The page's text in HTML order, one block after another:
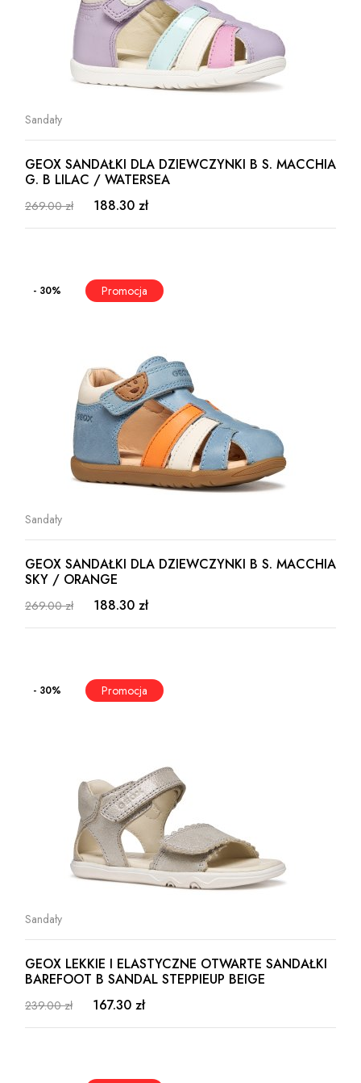
Sandały
GEOX SANDAŁKI DLA DZIEWCZYNKI B S. MACCHIA
G. B LILAC / WATERSEA
269.00 zł 188.30 zł
- 30%
Sandały
GEOX SANDAŁKI DLA DZIEWCZYNKI B S. MACCHIA
SKY / ORANGE
269.00 zł 188.30 zł
- 30%
Sandały
GEOX LEKKIE I ELASTYCZNE OTWARTE SANDAŁKI
BAREFOOT B SANDAL STEPPIEUP BEIGE
239.00 zł 167.30 zł